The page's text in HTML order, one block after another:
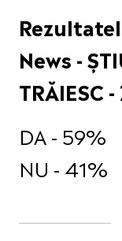
News -
TRĂIESC
DA - 59%
NU - 41%